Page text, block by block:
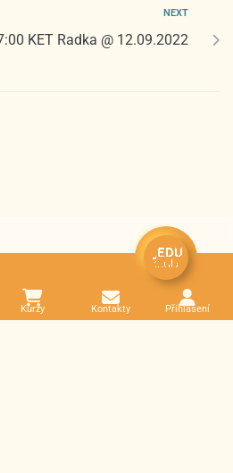
NEXT
KET Radka @ 12.09.2022
Kurzy Kontakty Přihlášení